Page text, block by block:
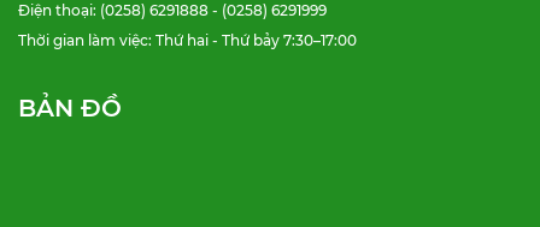
Điện thoại: (0258) 6291888 - (0258) 6291999
Thời gian làm việc: Thứ hai - Thứ bảy 7:30–17:00
BẢN ĐỒ